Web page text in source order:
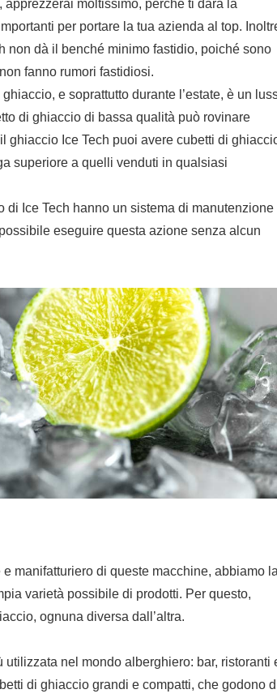
moltissimo, perché ti darà la
per portare la tua azienda al top.
non dà il benché minimo fastidio, poiché sono
fanno rumori fastidiosi.
e soprattutto durante l’estate, è un
di ghiaccio di bassa qualità può rovinare
ghiaccio Ice Tech puoi avere cubetti di
superiore a quelli venduti in qualsiasi
di Ice Tech hanno un sistema di manutenzione
eseguire questa azione senza alcun
manifatturiero di queste macchine, abbiamo la
varietà possibile di prodotti. Per questo,
ognuna diversa dall’altra.
nel mondo alberghiero: bar, ristoranti
di ghiaccio grandi e compatti, che godono